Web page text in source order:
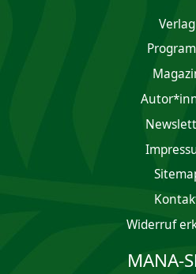
Verlag
Widerruf
MANA-